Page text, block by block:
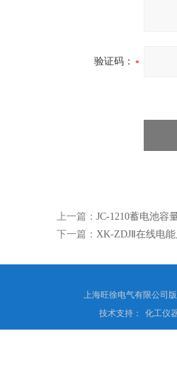
验证码：
上一篇： JC-1210蓄电池容
下一篇： XK-ZDJⅡ在线电
上海旺徐电气有限公司
技术支持：
化工仪